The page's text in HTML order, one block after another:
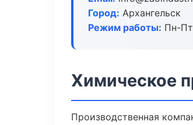
Город: Архангельск
Режим работы: Пн-
Химическое
Производственная